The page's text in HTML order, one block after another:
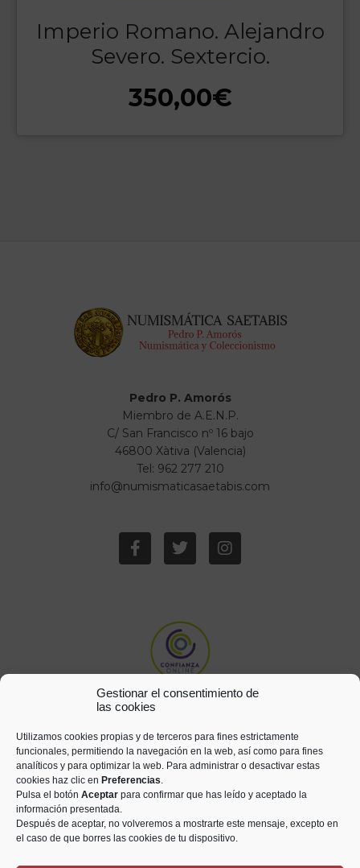
Gestionar el consentimiento de
las cookies
Utilizamos cookies propias y de terceros para fines estrictamente
funcionales, permitiendo la navegación en la web, así como para fines
analíticos y para optimizar la web. Para administrar o desactivar estas
cookies haz clic en Preferencias.
Pulsa el botón Aceptar para confirmar que has leído y aceptado la
información presentada.
Después de aceptar, no volveremos a mostrarte este mensaje, excepto en
el caso de que borres las cookies de tu dispositivo.
Imperio Romano. Alejandro
Severo. Sextercio.
350,00€
Pedro P. Amorós
Miembro de A.E.N.P.
C/ San Francisco nº 16 bajo
46800 Xàtiva (Valencia)
Tel: 962 277 210
info@numismaticasaetabis.com